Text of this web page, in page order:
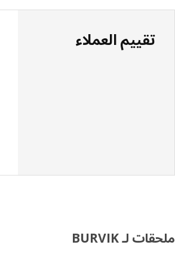
تقييم العملاء
ملحقات لـ BURVIK